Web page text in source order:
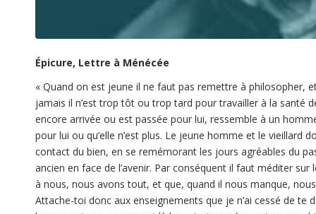
Épicure, Lettre à Ménécée
« Quand on est jeune il ne faut pas remettre à philosopher,
jamais il n’est trop tôt ou trop tard pour travailler à la santé
encore arrivée ou est passée pour lui, ressemble à un
pour lui ou qu’elle n’est plus. Le jeune homme et le vieillard
contact du bien, en se remémorant les jours agréables du
ancien en face de l’avenir. Par conséquent il faut méditer
à nous, nous avons tout, et que, quand il nous manque,
Attache-toi donc aux enseignements que je n’ai cessé de